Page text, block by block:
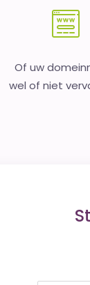
Of uw
wel of niet